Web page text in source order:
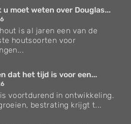
u moet weten over Douglas...
is al jaren een van de
houtsoorten voor
dat het tijd is voor een...
voortdurend in ontwikkeling.
bestrating krijgt t...